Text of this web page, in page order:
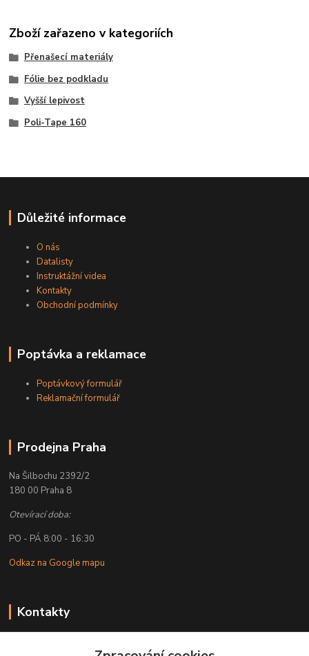
Zboží zařazeno v kategoriích
Přenašecí materiály
Fólie bez podkladu
Vyšší lepivost
Poli-Tape 160
Důležité informace
O nás
Datalisty
Instruktážní videa
Kontakty
Obchodní podmínky
Poptávka a reklamace
Poptávkový formulář
Reklamační formulář
Prodejna Praha
Na Šilbochu 2392/2
180 00 Praha 8
Otevírací doba:
PO - PÁ 8:00 - 16:30
Odkaz na Google mapu
Kontakty